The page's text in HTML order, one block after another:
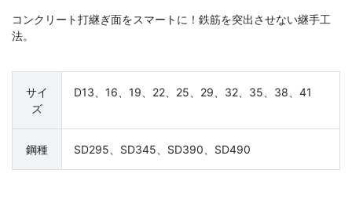
コンクリート打継ぎ面をスマートに！鉄筋を突出させない継手工
法。
サイ
ズ
D13、16、19、22、25、29、32、35、38、41
鋼種 SD295、SD345、SD390、SD490